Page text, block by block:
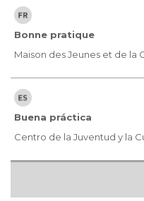
Bonne pratique
Maison des Jeunes et de la
Buena práctica
Centro de la Juventud y la